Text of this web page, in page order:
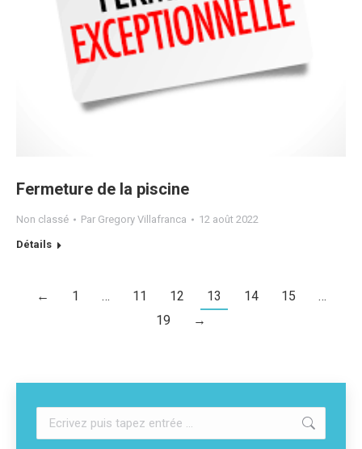
Fermeture de la piscine
Non classé Par Gregory Villafranca 12 août 2022
Détails
← 1 … 11 12 13 14 15
…
19
→
Recherche
: